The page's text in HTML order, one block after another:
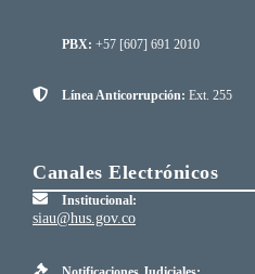
PBX: +57 [607] 691 2010
Línea Anticorrupción: Ext. 255
Canales Electrónicos
Institucional:
siau@hus.gov.co